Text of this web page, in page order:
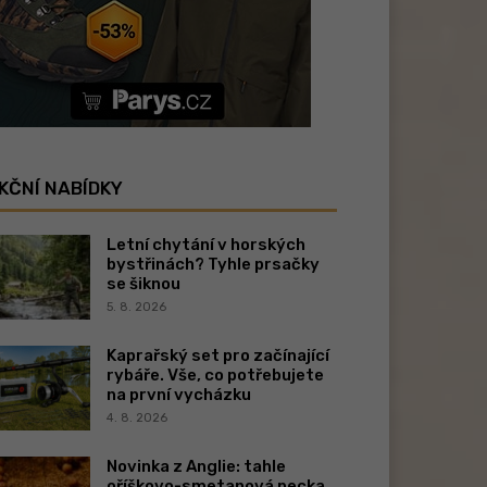
NABÍDKY
Letní chytání v horských
bystřinách? Tyhle prsačky
se šiknou
5. 8. 2026
Kaprařský set pro začínající
rybáře. Vše, co potřebujete
na první vycházku
4. 8. 2026
Novinka z Anglie: tahle